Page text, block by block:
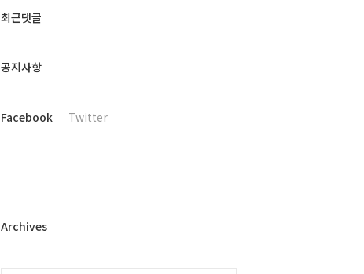
과
글
최근댓글
공지사항
페
플
Facebook Twitter
Archives